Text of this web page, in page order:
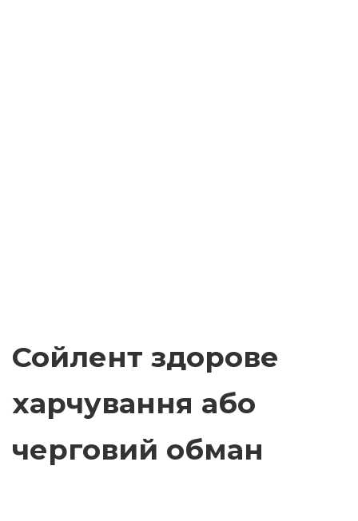
Сойлент здорове
харчування або
черговий обман